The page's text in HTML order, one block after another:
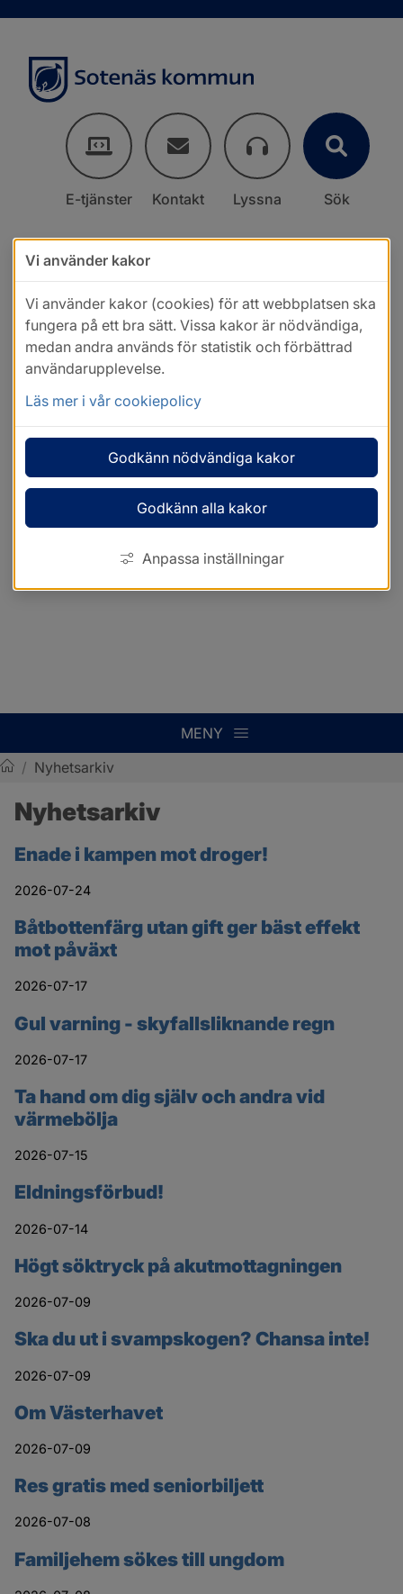
E-tjänster Kontakt Lyssna Sök
MENY
/ Nyhetsarkiv
Nyhetsarkiv
Enade i kampen mot droger!
2026-07-24
Båtbottenfärg utan gift ger bäst effekt
mot påväxt
2026-07-17
Gul varning - skyfallsliknande regn
2026-07-17
Ta hand om dig själv och andra vid
värmebölja
2026-07-15
Eldningsförbud!
2026-07-14
Högt söktryck på akutmottagningen
2026-07-09
Ska du ut i svampskogen? Chansa inte!
2026-07-09
Om Västerhavet
2026-07-09
Res gratis med seniorbiljett
2026-07-08
Familjehem sökes till ungdom
Vi använder kakor
Vi använder kakor (cookies) för att webbplatsen ska
fungera på ett bra sätt. Vissa kakor är nödvändiga,
medan andra används för statistik och förbättrad
användarupplevelse.
Läs mer i vår cookiepolicy
Godkänn nödvändiga kakor
Godkänn alla kakor
Anpassa inställningar